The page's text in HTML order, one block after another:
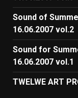
Sound of
16.06.2007 vol.2
Sound for
16.06.2007 vol.1
TWELWE ART